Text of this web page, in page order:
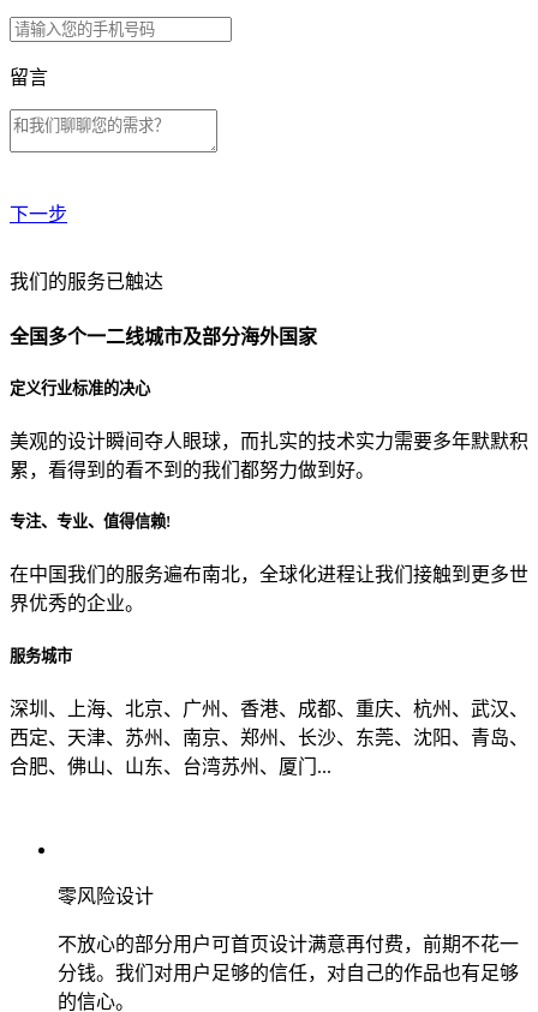
留言
下一步
贵公司预算范围是？
贵公司的团队规模是？
目前主要的营销渠道是？
我们的服务已触达
全国多个一二线城市及部分海外国家
定义行业标准的决心
美观的设计瞬间夺人眼球，而扎实的技术实力需要多年默默积
累，看得到的看不到的我们都努力做到好。
专注、专业、值得信赖!
在中国我们的服务遍布南北，全球化进程让我们接触到更多世
界优秀的企业。
服务城市
深圳、上海、北京、广州、香港、成都、重庆、杭州、武汉、
西定、天津、苏州、南京、郑州、长沙、东莞、沈阳、青岛、
合肥、佛山、山东、台湾苏州、厦门...
零风险设计
不放心的部分用户可首页设计满意再付费，前期不花一
分钱。我们对用户足够的信任，对自己的作品也有足够
的信心。